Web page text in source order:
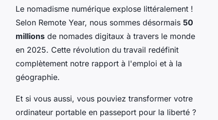
Le nomadisme numérique explose littéralement !
Selon Remote Year, nous sommes désormais 50
millions de nomades digitaux à travers le monde
en 2025. Cette révolution du travail redéfinit
complètement notre rapport à l'emploi et à la
géographie.
Et si vous aussi, vous pouviez transformer votre
ordinateur portable en passeport pour la liberté ?